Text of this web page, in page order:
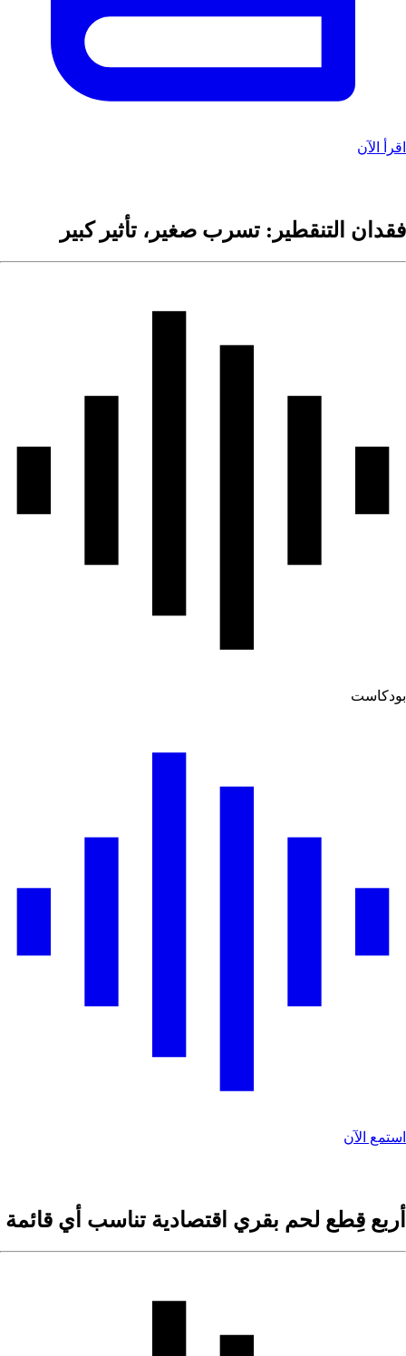
الآن
التنقطير: تسرب صغير، تأثير كبير
الآن
قِطع لحم بقري اقتصادية تناسب أي قائمة